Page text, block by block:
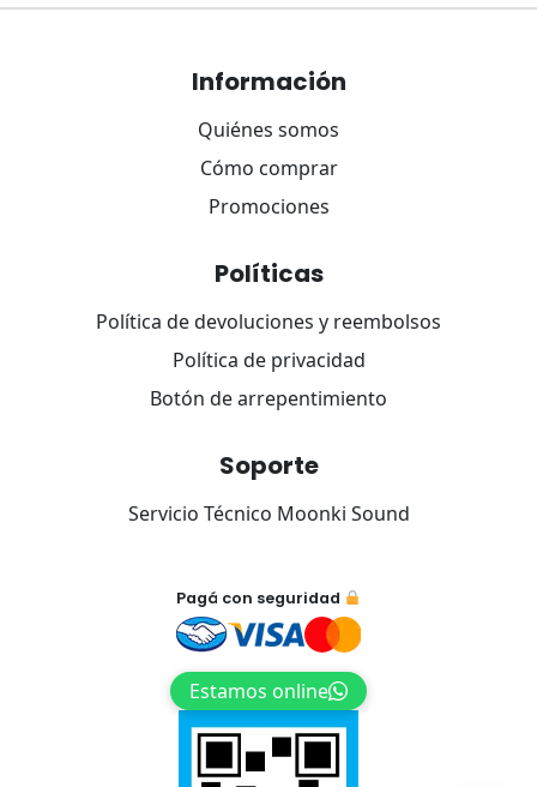
Navegación
Información
Quiénes somos
Cómo comprar
Promociones
Políticas
Política de devoluciones y reembolsos
Política de privacidad
Botón de arrepentimiento
Soporte
Servicio Técnico Moonki Sound
Pagá con seguridad
Estamos online
Tu carrito está vacío.
Agregá un producto y aparecerá acá